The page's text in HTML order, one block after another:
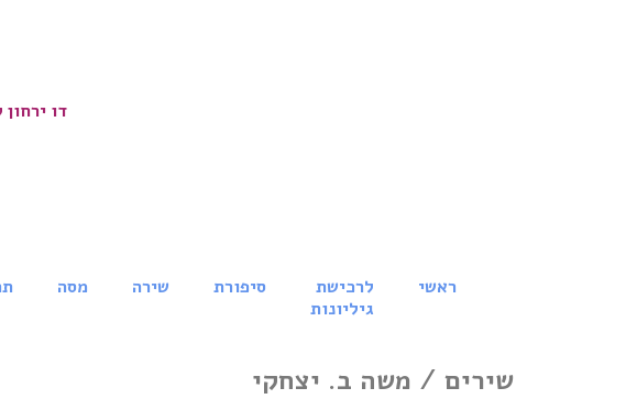
דו
ראשי
לרכישת
גיליונות
סיפורת שירה מסה
שירים / משה ב. יצחקי